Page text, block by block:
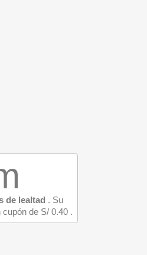
de lealtad . Su
cupón de S/ 0.40 .